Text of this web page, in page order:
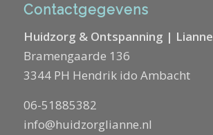
Contactgegevens
Huidzorg & Ontspanning | Lianne
Bramengaarde 136
3344 PH Hendrik ido Ambacht
06-51885382
info@huidzorglianne.nl